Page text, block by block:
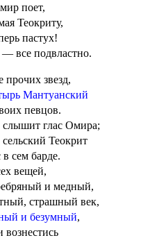
поет,
Теокриту,
пастух!
— все подвластно.
прочих звезд,
Мантуанский
певцов.
глас Омира;
Теокрит
сем барде.
вещей,
и медный,
страшный век,
и безумный,
вознестись